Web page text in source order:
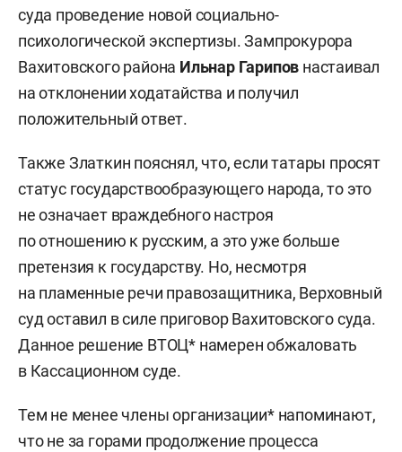
суда проведение новой социально-
психологической экспертизы. Зампрокурора
Вахитовского района Ильнар Гарипов настаивал
на отклонении ходатайства и получил
положительный ответ.
Также Златкин пояснял, что, если татары просят
статус государствообразующего народа, то это
не означает враждебного настроя
по отношению к русским, а это уже больше
претензия к государству. Но, несмотря
на пламенные речи правозащитника, Верховный
суд оставил в силе приговор Вахитовского суда.
Данное решение ВТОЦ* намерен обжаловать
в Кассационном суде.
Тем не менее члены организации* напоминают,
что не за горами продолжение процесса